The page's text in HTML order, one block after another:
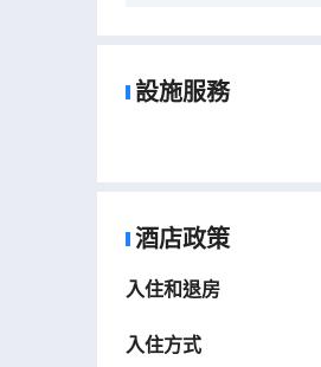
設施服務
酒店政策
入住和退房
入住方式